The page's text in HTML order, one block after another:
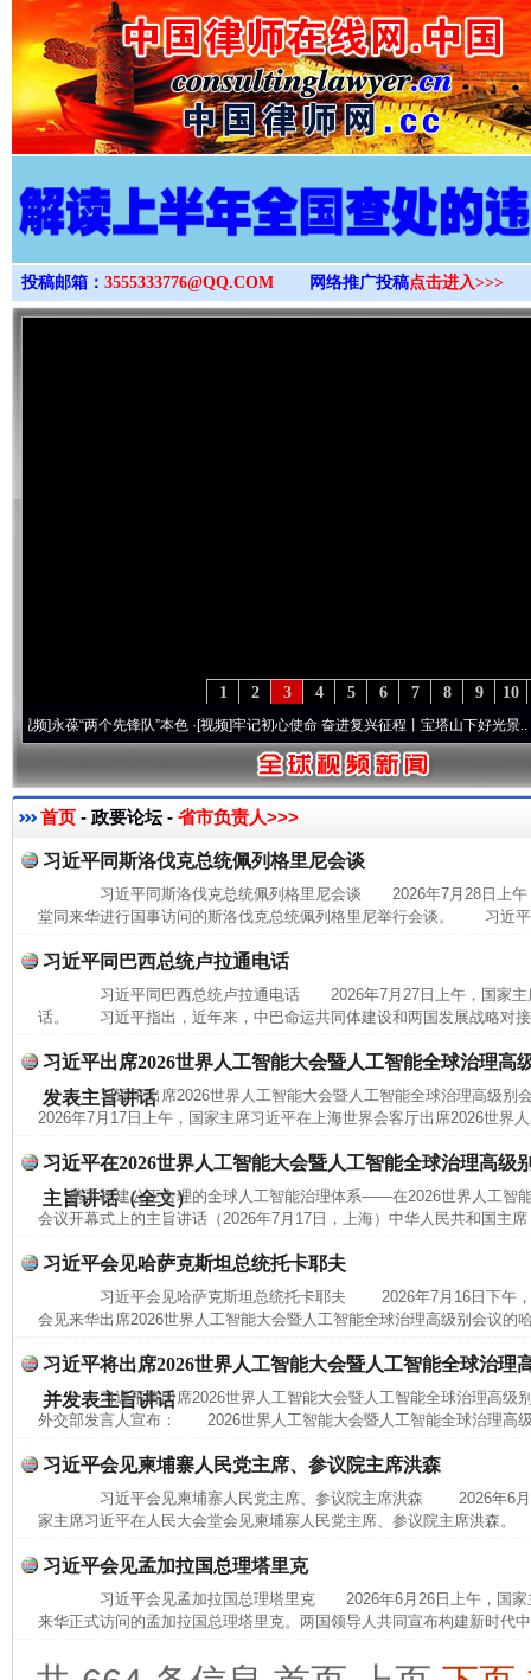
>
投稿邮箱： 3555333776@QQ.COM 网络推广投稿点击进入>>>
10
9
8
7
6
5
4
3
2
1
永葆“两个先锋队”本色·[视频]牢记初心使命 奋进复兴征程丨宝塔山下好光景..·[视频]
首页 - 政要论坛 - 省市负责人>>>
习近平同斯洛伐克总统佩列格里尼会谈
习近平同斯洛伐克总统佩列格里尼会谈 2026年7月28日上午
堂同来华进行国事访问的斯洛伐克总统佩列格里尼举行会谈。 习近
习近平同巴西总统卢拉通电话
习近平同巴西总统卢拉通电话 2026年7月27日上午，国家主
话。 习近平指出，近年来，中巴命运共同体建设和两国发展战略对
习近平出席2026世界人工智能大会暨人工智能全球治理高
发表主旨讲话
习近平出席2026世界人工智能大会暨人工智能全球治理高级
2026年7月17日上午，国家主席习近平在上海世界会客厅出席2026世界
习近平在2026世界人工智能大会暨人工智能全球治理高级
主旨讲话（全文）
携手构建公正合理的全球人工智能治理体系——在2026世界人工智
会议开幕式上的主旨讲话（2026年7月17日，上海）中华人民共和国主
习近平会见哈萨克斯坦总统托卡耶夫
习近平会见哈萨克斯坦总统托卡耶夫 2026年7月16日下午，
会见来华出席2026世界人工智能大会暨人工智能全球治理高级别会议的
习近平将出席2026世界人工智能大会暨人工智能全球治理
并发表主旨讲话
习近平将出席2026世界人工智能大会暨人工智能全球治理高
外交部发言人宣布： 2026世界人工智能大会暨人工智能全球治理高
习近平会见柬埔寨人民党主席、参议院主席洪森
习近平会见柬埔寨人民党主席、参议院主席洪森 2026年6月
家主席习近平在人民大会堂会见柬埔寨人民党主席、参议院主席洪森
习近平会见孟加拉国总理塔里克
习近平会见孟加拉国总理塔里克 2026年6月26日上午，国家
来华正式访问的孟加拉国总理塔里克。两国领导人共同宣布构建新时代